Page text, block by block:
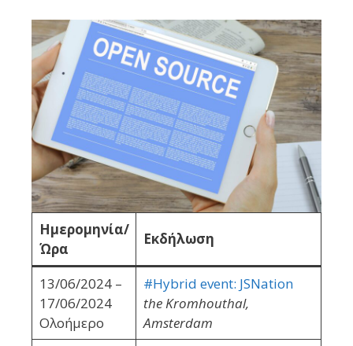
Ημερομηνία/
Ώρα
Εκδήλωση
13/06/2024 –
17/06/2024
Ολοήμερο
#Hybrid event: JSNation
the Kromhouthal,
Amsterdam